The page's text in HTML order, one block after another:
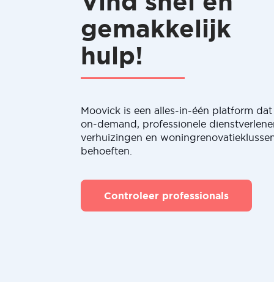
gemakkelijk
hulp!
Moovick is een alles-in-één platform
on-demand, professionele
verhuizingen en
behoeften.
Controleer professionals